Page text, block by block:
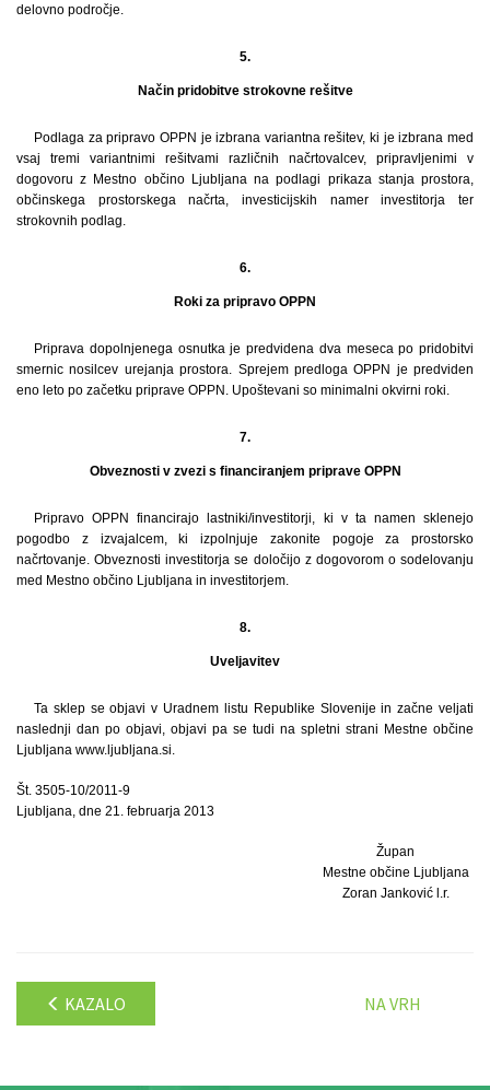
delovno področje.
5.
Način pridobitve strokovne rešitve
Podlaga za pripravo OPPN je izbrana variantna rešitev, ki je izbrana med
vsaj tremi variantnimi rešitvami različnih načrtovalcev, pripravljenimi v
dogovoru z Mestno občino Ljubljana na podlagi prikaza stanja prostora,
občinskega prostorskega načrta, investicijskih namer investitorja ter
strokovnih podlag.
6.
Roki za pripravo OPPN
Priprava dopolnjenega osnutka je predvidena dva meseca po pridobitvi
smernic nosilcev urejanja prostora. Sprejem predloga OPPN je predviden
eno leto po začetku priprave OPPN. Upoštevani so minimalni okvirni roki.
7.
Obveznosti v zvezi s financiranjem priprave OPPN
Pripravo OPPN financirajo lastniki/investitorji, ki v ta namen sklenejo
pogodbo z izvajalcem, ki izpolnjuje zakonite pogoje za prostorsko
načrtovanje. Obveznosti investitorja se določijo z dogovorom o sodelovanju
med Mestno občino Ljubljana in investitorjem.
8.
Uveljavitev
Ta sklep se objavi v Uradnem listu Republike Slovenije in začne veljati
naslednji dan po objavi, objavi pa se tudi na spletni strani Mestne občine
Ljubljana www.ljubljana.si.
Št. 3505-10/2011-9
Ljubljana, dne 21. februarja 2013
Župan
Mestne občine Ljubljana
Zoran Janković l.r.
KAZALO NA VRH